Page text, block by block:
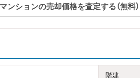
ンションの売却価格を査定する（無料）
階建